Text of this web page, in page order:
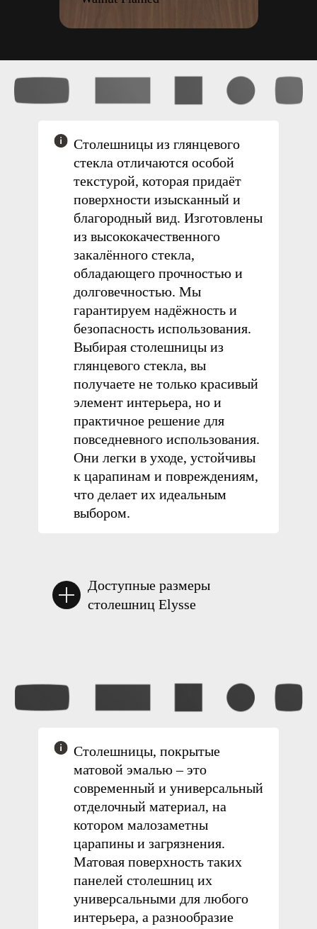
Столешница
глянцевое стекло
Доступные формы столешниц:
Столешницы из глянцевого
стекла отличаются особой
текстурой, которая придаёт
поверхности изысканный и
благородный вид. Изготовлены
из высококачественного
закалённого стекла,
обладающего прочностью и
долговечностью. Мы
гарантируем надёжность и
безопасность использования.
Выбирая столешницы из
глянцевого стекла, вы
получаете не только красивый
элемент интерьера, но и
практичное решение для
повседневного использования.
Они легки в уходе, устойчивы
к царапинам и повреждениям,
что делает их идеальным
выбором.
Доступные размеры
столешниц Elysse
Столешница
матовая эмаль
Столешницы, покрытые
матовой эмалью– это
современный и универсальный
отделочный материал, на
котором малозаметны
царапины и загрязнения.
Матовая поверхность таких
панелей столешниц их
универсальными для любого
интерьера, а разнообразие